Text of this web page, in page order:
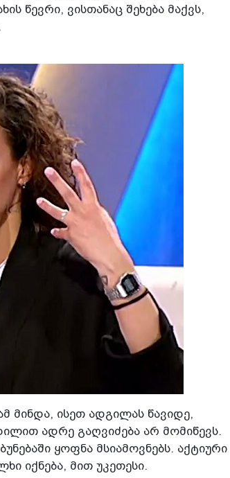
წევრი, ვისთანაც შეხება მაქვს,
მინდა, ისეთ ადგილას წავიდე,
ადრე გაღვიძება არ მომიწევს.
ყოფნა მსიამოვნებს. აქტიური
იქნება, მით უკეთესი.